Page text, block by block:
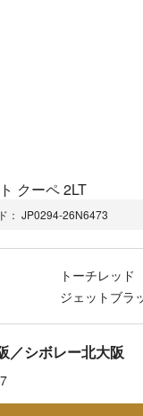
クーペ 2LT
： JP0294-26N6473
トーチレッド
ジェットブラ
／シボレー北大阪